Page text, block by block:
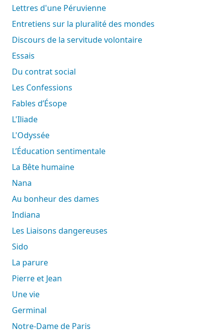
Lettres d'une Péruvienne
Entretiens sur la pluralité des mondes
Discours de la servitude volontaire
Essais
Du contrat social
Les Confessions
Fables d’Ésope
L'Iliade
L'Odyssée
L’Éducation sentimentale
La Bête humaine
Nana
Au bonheur des dames
Indiana
Les Liaisons dangereuses
Sido
La parure
Pierre et Jean
Une vie
Germinal
Notre-Dame de Paris